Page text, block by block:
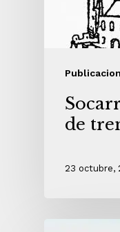
de
23 octubre,